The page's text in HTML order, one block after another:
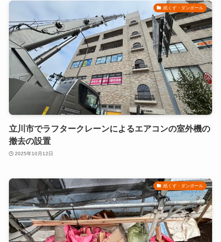
紙くず・ダンボール
立川市でラフタークレーンによるエアコンの室外機の
撤去の設置
2025年10月12日
紙くず・ダンボール